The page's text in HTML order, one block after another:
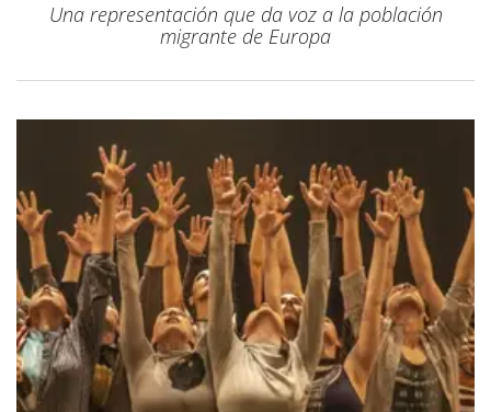
Una representación que da voz a la población
migrante de Europa